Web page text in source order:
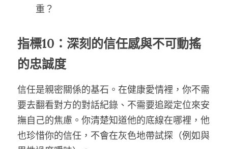
重？
指標10：深刻的信任感與不可動搖
的忠誠度
信任是親密關係的基石。在健康愛情裡，你不需
要去翻看對方的對話紀錄、不需要追蹤定位來安
撫自己的焦慮。你清楚知道他的底線在哪裡，他
也珍惜你的信任，不會在灰色地帶試探（例如與